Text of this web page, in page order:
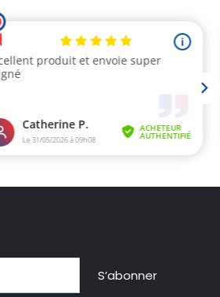
S’abonner